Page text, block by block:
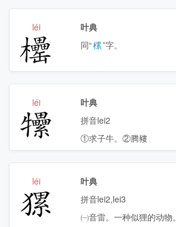
𣡧
léi
叶典
同“樏”字。
𤜖
léi
叶典
拼音lei2
①求子牛。②腾䝏
𤡂
léi
叶典
拼音lei2,lei3
㈠音雷。一种似狸的动物。